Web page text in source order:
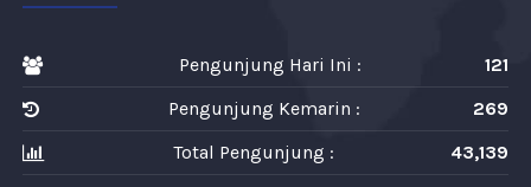
Pengunjung Hari Ini :
121
Pengunjung Kemarin :
269
Total Pengunjung :
43,139